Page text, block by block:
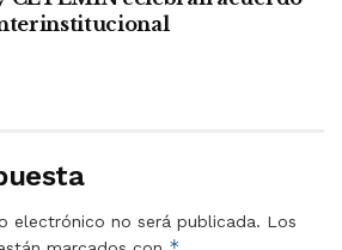
electrónico no será publicada. Los